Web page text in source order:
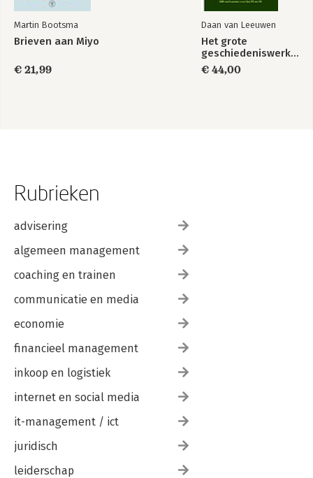
Martin Bootsma
Brieven aan Miyo
€ 21,99
Daan van Leeuwen
Het grote
geschiedeniswerkvormenboek
€ 44,00
Rubrieken
advisering
algemeen management
coaching en trainen
communicatie en media
economie
financieel management
inkoop en logistiek
internet en social media
it-management / ict
juridisch
leiderschap